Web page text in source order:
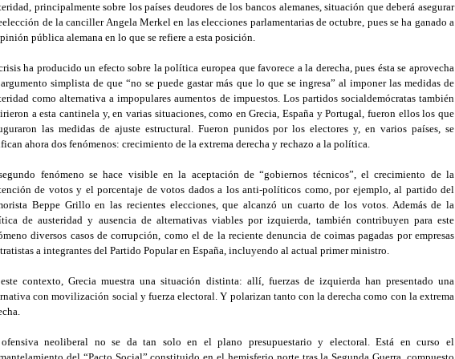
principalmente sobre los países deudores de los bancos alemanes, situación que deberá asegurar
de la canciller Angela Merkel en las elecciones parlamentarias de octubre, pues se ha ganado a
pública alemana en lo que se refiere a esta posición.
ha producido un efecto sobre la política europea que favorece a la derecha, pues ésta se aprovecha
simplista de que “no se puede gastar más que lo que se ingresa” al imponer las medidas de
como alternativa a impopulares aumentos de impuestos. Los partidos socialdemócratas también
a esta cantinela y, en varias situaciones, como en Grecia, España y Portugal, fueron ellos los que
las medidas de ajuste estructural. Fueron punidos por los electores y, en varios países, se
ahora dos fenómenos: crecimiento de la extrema derecha y rechazo a la política.
fenómeno se hace visible en la aceptación de “gobiernos técnicos”, el crecimiento de la
de votos y el porcentaje de votos dados a los anti-políticos como, por ejemplo, al partido del
Beppe Grillo en las recientes elecciones, que alcanzó un cuarto de los votos. Además de la
de austeridad y ausencia de alternativas viables por izquierda, también contribuyen para este
diversos casos de corrupción, como el de la reciente denuncia de coimas pagadas por empresas
a integrantes del Partido Popular en España, incluyendo al actual primer ministro.
contexto, Grecia muestra una situación distinta: allí, fuerzas de izquierda han presentado una
con movilización social y fuerza electoral. Y polarizan tanto con la derecha como con la extrema
neoliberal no se da tan solo en el plano presupuestario y electoral. Está en curso el